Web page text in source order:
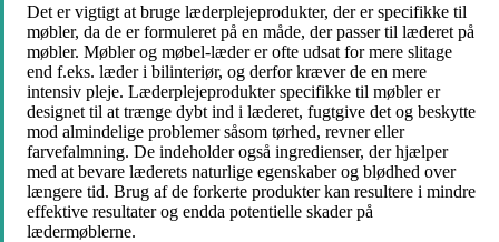
Det er vigtigt at bruge læderplejeprodukter, der er specifikke til
møbler, da de er formuleret på en måde, der passer til læderet på
møbler. Møbler og møbel-læder er ofte udsat for mere slitage
end f.eks. læder i bilinteriør, og derfor kræver de en mere
intensiv pleje. Læderplejeprodukter specifikke til møbler er
designet til at trænge dybt ind i læderet, fugtgive det og beskytte
mod almindelige problemer såsom tørhed, revner eller
farvefalmning. De indeholder også ingredienser, der hjælper
med at bevare læderets naturlige egenskaber og blødhed over
længere tid. Brug af de forkerte produkter kan resultere i mindre
effektive resultater og endda potentielle skader på
lædermøblerne.